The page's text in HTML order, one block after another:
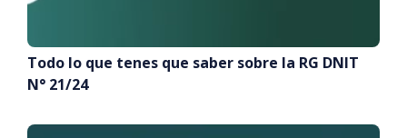
Todo lo que tenes que saber sobre la RG DNIT
N° 21/24